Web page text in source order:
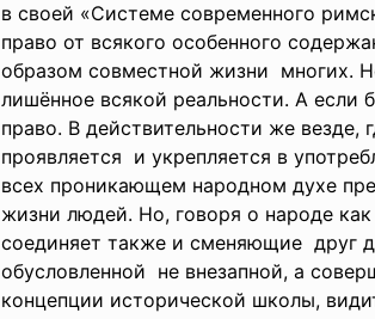
в своей «Системе современного
право от всякого особенного
образом совместной жизни многих.
лишённое всякой реальности. А если
право. В действительности же
проявляется и укрепляется в
всех проникающем народном духе
жизни людей. Но, говоря о народе
соединяет также и сменяющие друг
обусловленной не внезапной, а
концепции исторической школы,